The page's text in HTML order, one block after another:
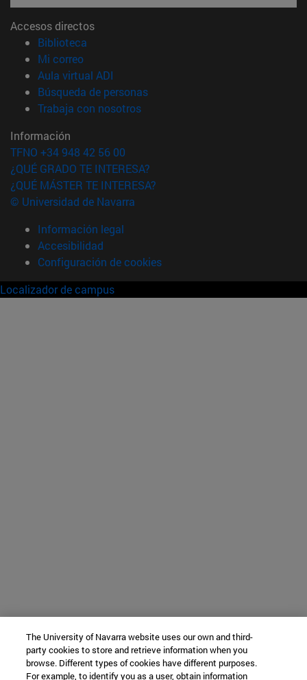
Accesos directos
Biblioteca
Mi correo(abre en nueva ventana)
Aula virtual ADI
Búsqueda de personas(abre en nueva ventana)
Trabaja con nosotros(abre en nueva ventana)
Información
TFNO +34 948 42 56 00
¿QUÉ GRADO TE INTERESA?
¿QUÉ MÁSTER TE INTERESA?
© Universidad de Navarra
Información legal
Accesibilidad
Configuración de cookies
Localizador de campus
The University of Navarra website uses our own and third-
party cookies to store and retrieve information when you
browse. Different types of cookies have different purposes.
For example, to identify you as a user, obtain information